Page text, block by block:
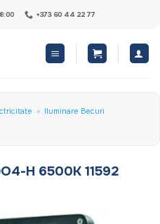
+373 60 44 22 77
» Iluminare Becuri
H 6500K 11592